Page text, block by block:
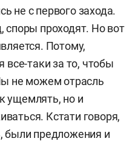
не с первого захода.
споры проходят. Но вот
Потому,
все-таки за то, чтобы
не можем отрасль
ущемлять, но и
Кстати говоря,
были предложения и